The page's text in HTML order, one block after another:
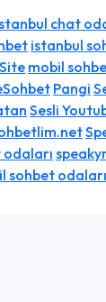
chat
istanbul
mobil
Pangi
Sesli
sohbet odaları